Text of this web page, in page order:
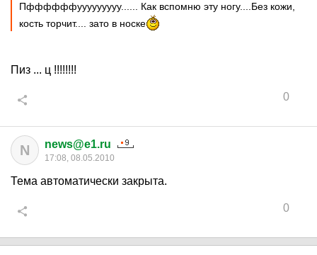
Пффффффууууууууу...... Как вспомню эту ногу....Без кожи,
кость торчит.... зато в носке
Пиз ... ц !!!!!!!!
0
N news@e1.ru
17:08, 08.05.2010
Тема автоматически закрыта.
0